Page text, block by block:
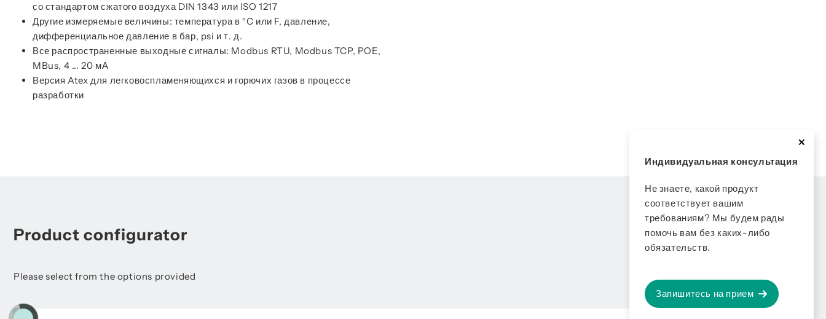
со стандартом сжатого воздуха DIN 1343 или ISO 1217
Другие измеряемые величины: температура в °C или F, давление,
дифференциальное давление в бар, psi и т. д.
Все распространенные выходные сигналы: Modbus RTU, Modbus TCP, POE,
MBus, 4 ... 20 мА
Версия Atex для легковоспламеняющихся и горючих газов в процессе
разработки
Product configurator
Please select from the options provided
Индивидуальная консультация
Не знаете, какой продукт
соответствует вашим
требованиям? Мы будем рады
помочь вам без каких-либо
обязательств.
Запишитесь на прием